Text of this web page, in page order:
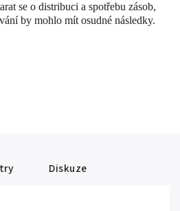
se o distribuci a spotřebu zásob,
by mohlo mít osudné následky.
Diskuze